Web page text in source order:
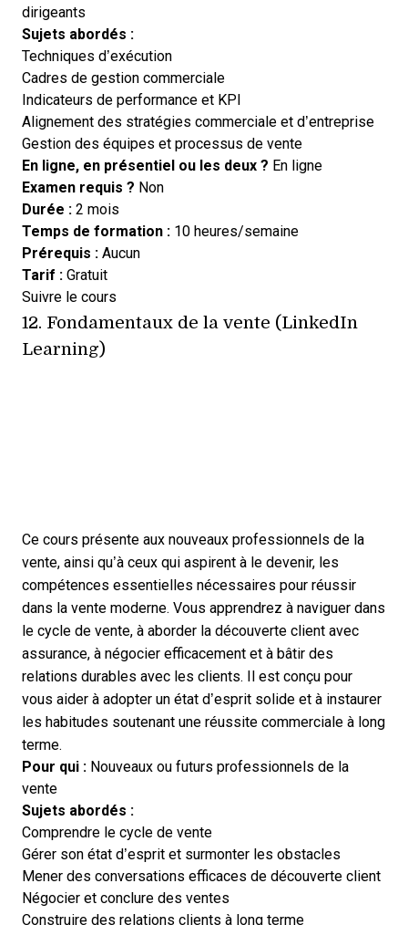
dirigeants
Sujets abordés :
Techniques d’exécution
Cadres de gestion commerciale
Indicateurs de performance et KPI
Alignement des stratégies commerciale et d’entreprise
Gestion des équipes et processus de vente
En ligne, en présentiel ou les deux ? En ligne
Examen requis ? Non
Durée : 2 mois
Temps de formation : 10 heures/semaine
Prérequis : Aucun
Tarif : Gratuit
Suivre le cours
12. Fondamentaux de la vente (LinkedIn
Learning)
Ce cours présente aux nouveaux professionnels de la
vente, ainsi qu’à ceux qui aspirent à le devenir, les
compétences essentielles nécessaires pour réussir
dans la vente moderne. Vous apprendrez à naviguer dans
le cycle de vente, à aborder la découverte client avec
assurance, à négocier efficacement et à bâtir des
relations durables avec les clients. Il est conçu pour
vous aider à adopter un état d’esprit solide et à instaurer
les habitudes soutenant une réussite commerciale à long
terme.
Pour qui : Nouveaux ou futurs professionnels de la
vente
Sujets abordés :
Comprendre le cycle de vente
Gérer son état d’esprit et surmonter les obstacles
Mener des conversations efficaces de découverte client
Négocier et conclure des ventes
Construire des relations clients à long terme